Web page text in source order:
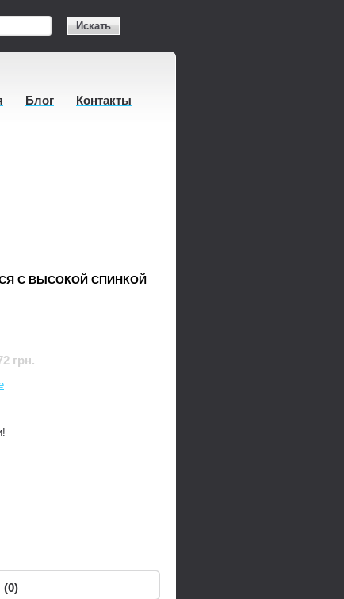
Искать
Блог Контакты
С ВЫСОКОЙ СПИНКОЙ
грн.